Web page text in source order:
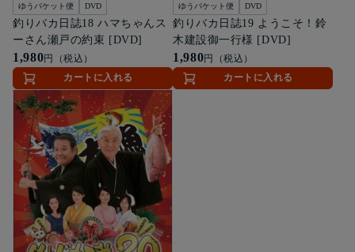
ゆうパケット便 DVD
釣りバカ日誌18 ハマちゃんス
ーさん瀬戸の約束 [DVD]
1,980円（税込）
カートに入れる
ゆうパケット便 DVD
釣りバカ日誌19 ようこそ！鈴
木建設御一行様 [DVD]
1,980円（税込）
カートに入れる